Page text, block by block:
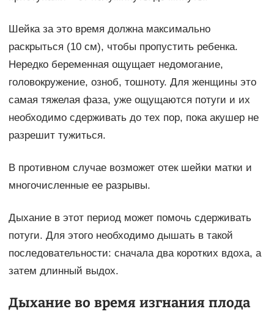
Шейка за это время должна максимально
раскрыться (10 см), чтобы пропустить ребенка.
Нередко беременная ощущает недомогание,
головокружение, озноб, тошноту. Для женщины это
самая тяжелая фаза, уже ощущаются потуги и их
необходимо сдерживать до тех пор, пока акушер не
разрешит тужиться.
В противном случае возможет отек шейки матки и
многочисленные ее разрывы.
Дыхание в этот период может помочь сдерживать
потуги. Для этого необходимо дышать в такой
последовательности: сначала два коротких вдоха, а
затем длинный выдох.
Дыхание во время изгнания плода